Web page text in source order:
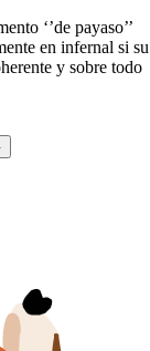
‘’de payaso’’
en infernal si su
y sobre todo